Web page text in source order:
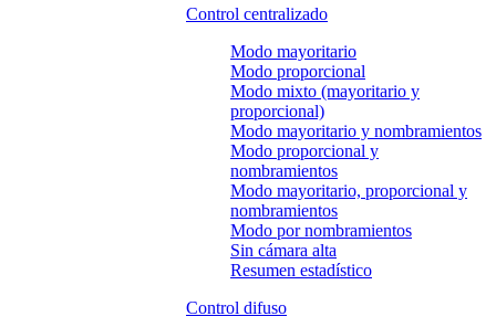
Control centralizado
Modo mayoritario
Modo proporcional
Modo mixto (mayoritario y
proporcional)
Modo mayoritario y nombramientos
Modo proporcional y
nombramientos
Modo mayoritario, proporcional y
nombramientos
Modo por nombramientos
Sin cámara alta
Resumen estadístico
Control difuso